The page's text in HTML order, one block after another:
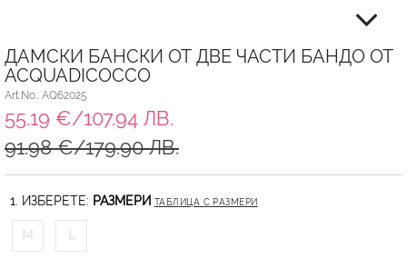
ДАМСКИ БАНСКИ ОТ ДВЕ ЧАСТИ БАНДО ОТ
ACQUADICOCCO
Art.No.: AQ62025
55.19 €/107.94 ЛВ.
91.98 €/179.90 ЛВ.
1. ИЗБЕРЕТЕ: РАЗМЕРИ ТАБЛИЦА С РАЗМЕРИ
M L